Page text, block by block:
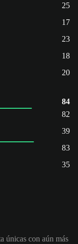
25
17
23
18
20
84
82
39
83
35
únicas con aún más